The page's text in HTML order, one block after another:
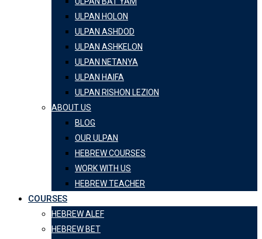
ULPAN HOLON
ULPAN ASHDOD
ULPAN ASHKELON
ULPAN NETANYA
ULPAN HAIFA
ULPAN RISHON LEZION
ABOUT US
BLOG
OUR ULPAN
HEBREW COURSES
WORK WITH US
HEBREW TEACHER
COURSES
HEBREW ALEF
HEBREW BET